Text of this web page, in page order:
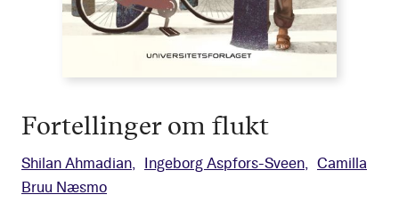
Fortellinger om flukt
Shilan Ahmadian Ingeborg Aspfors-Sveen
Camilla
Bruu Næsmo